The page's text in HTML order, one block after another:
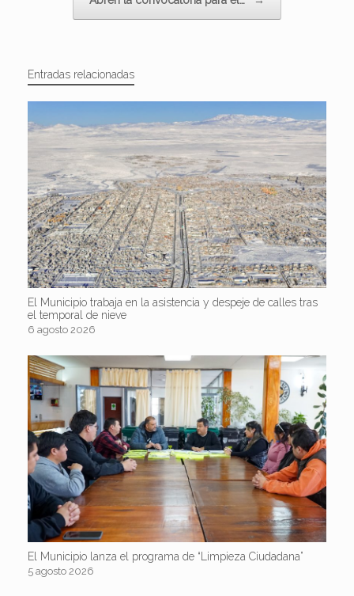
Entradas relacionadas
El Municipio trabaja en la asistencia y despeje de calles tras
el temporal de nieve
6 agosto 2026
El Municipio lanza el programa de “Limpieza Ciudadana”
5 agosto 2026